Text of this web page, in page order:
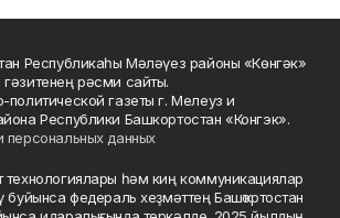
Республикаһы Мәләүез районы «Көнгәк»
рәсми сайты.
газеты г. Мелеуз и
Республики Башкортостан «Конгэк».
персональных данных
һәм киң коммуникациялар
буйынса федераль хеҙмәттең Башҡортостан